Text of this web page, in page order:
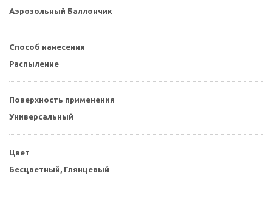
Аэрозольный Баллончик
Способ нанесения
Распыление
Поверхность применения
Универсальный
Цвет
Бесцветный, Глянцевый